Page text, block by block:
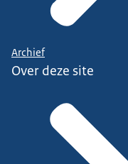
Archief
Over deze site